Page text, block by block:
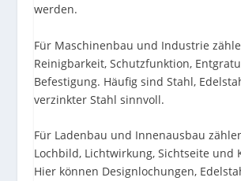
werden.
Für Maschinenbau und Industrie
Reinigbarkeit, Schutzfunktion,
Befestigung. Häufig sind Stahl,
verzinkter Stahl sinnvoll.
Für Ladenbau und Innenausbau
Lochbild, Lichtwirkung, Sichtseite und
Hier können Designlochungen,